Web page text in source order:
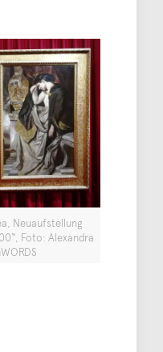
Neuaufstellung
Foto: Alexandra